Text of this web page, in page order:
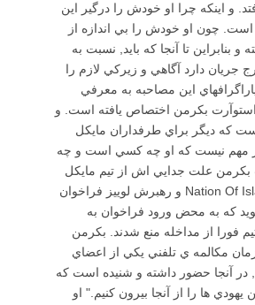
و اينكه چرا او خودش را درگير اين
چون او خودش را بي اندازه از
و بنابراين تا آنجا كه بايد, نسبت به
جريان دارد آگاهي و زيركي لازم را
اين مصاحبه به معرفي
بكرمن اختصاص يافته است. و
كه ديگر براي طرفداران مايكل
مهم نيست كه او چه كسي است و چه
بكرمن علت جدايي اش از تيم مايكل
را روابط او با Nation Of Islam و رهبرش لوييز فراخوان
كه به محض ورود فراخوان به
فورا از مداخله منع شدند. بكرمن
زمان مكالمه ي تلفني يكي از اعضاي
در آنجا حضور داشته و شنيده است كه
يهودي ها را از آنجا بيرون كنيم." او